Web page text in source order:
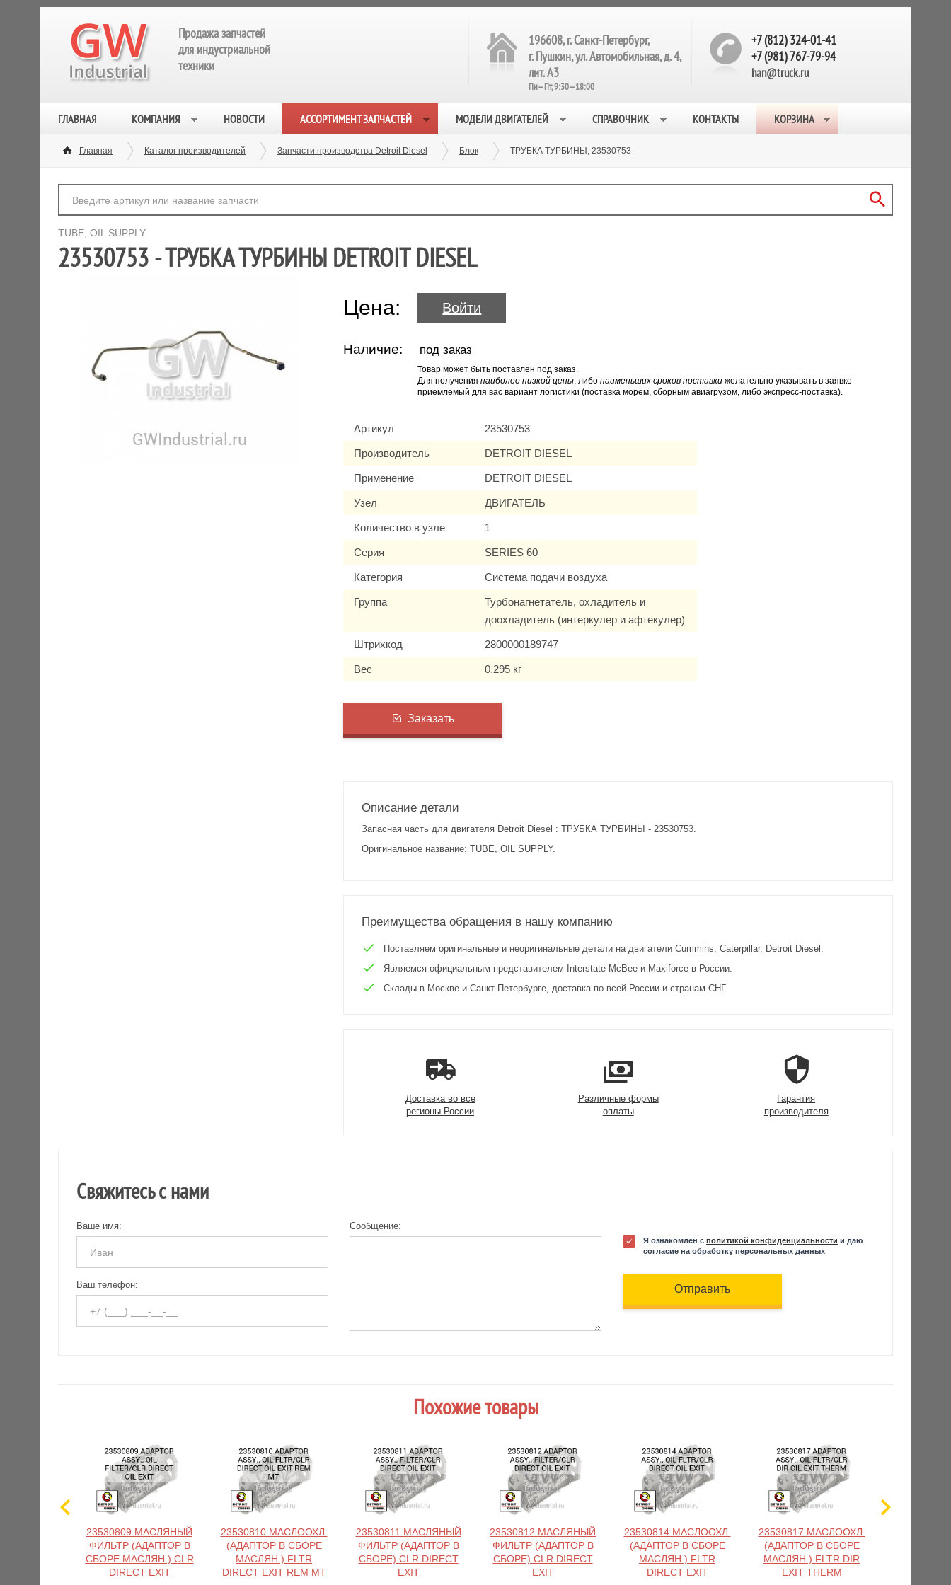
Продажа запчастей
для индустриальной
техники
196608, г. Санкт-Петербург,
г. Пушкин, ул. Автомобильная, д. 4,
лит. А3
Пн—Пт, 9:30—18:00
+7 (812) 324-01-41
+7 (981) 767-79-94
han@truck.ru
ГЛАВНАЯ КОМПАНИЯ НОВОСТИ АССОРТИМЕНТ ЗАПЧАСТЕЙ МОДЕЛИ ДВИГАТЕЛЕЙ СПРАВОЧНИК КОНТАКТЫ КОРЗИНА
Главная Каталог производителей Запчасти производства Detroit Diesel Блок ТРУБКА ТУРБИНЫ, 23530753
TUBE, OIL SUPPLY
23530753 - ТРУБКА ТУРБИНЫ DETROIT DIESEL
Цена: Войти
Наличие: под заказ
Товар может быть поставлен под заказ.
Для получениянаиболее низкой цены, либонаименьших сроков поставки желательно указывать в заявке
приемлемый для вас вариант логистики (поставка морем, сборным авиагрузом, либо экспресс-поставка).
Артикул 23530753
Производитель DETROIT DIESEL
Применение DETROIT DIESEL
Узел ДВИГАТЕЛЬ
Количество в узле 1
Серия SERIES 60
Категория Система подачи воздуха
Группа
Турбонагнетатель, охладитель и
доохладитель (интеркулер и афтекулер)
Штрихкод 2800000189747
Вес 0.295 кг
Заказать
Описание детали
Запасная часть для двигателя Detroit Diesel : ТРУБКА ТУРБИНЫ - 23530753.
Оригинальное название: TUBE, OIL SUPPLY.
Преимущества обращения в нашу компанию
Поставляем оригинальные и неоригинальные детали на двигатели Cummins, Caterpillar, Detroit Diesel.
Являемся официальным представителем Interstate-McBee и Maxiforce в России.
Склады в Москве и Санкт-Петербурге, доставка по всей России и странам СНГ.
Доставка во все
регионы России
Различные формы
оплаты
Гарантия
производителя
Свяжитесь с нами
Ваше имя:
Ваш телефон:
Сообщение:
Я ознакомлен с политикой конфиденциальности и даю
согласие на обработку персональных данных
Отправить
Похожие товары
23530809 МАСЛЯНЫЙ
ФИЛЬТР (АДАПТОР В
СБОРЕ МАСЛЯН.) CLR
DIRECT EXIT
23530810 МАСЛООХЛ.
(АДАПТОР В СБОРЕ
МАСЛЯН.) FLTR
DIRECT EXIT REM MT
23530811 МАСЛЯНЫЙ
ФИЛЬТР (АДАПТОР В
СБОРЕ) CLR DIRECT
EXIT
23530812 МАСЛЯНЫЙ
ФИЛЬТР (АДАПТОР В
СБОРЕ) CLR DIRECT
EXIT
23530814 МАСЛООХЛ.
(АДАПТОР В СБОРЕ
МАСЛЯН.) FLTR
DIRECT EXIT
23530817 МАСЛООХЛ.
(АДАПТОР В СБОРЕ
МАСЛЯН.) FLTR DIR
EXIT THERM